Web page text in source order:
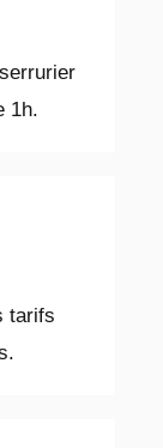
1h.
tarifs